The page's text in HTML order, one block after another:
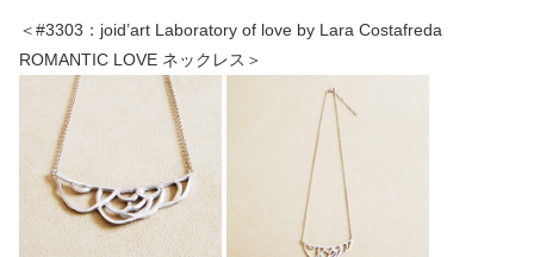
＜#3303：joid’art Laboratory of love by Lara Costafreda
ROMANTIC LOVE ネックレス＞